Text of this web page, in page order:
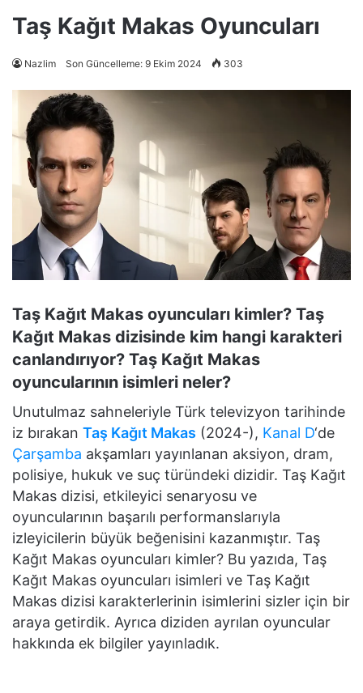
Taş Kağıt Makas Oyuncuları
Nazlim Son Güncelleme: 9 Ekim 2024 303
Taş Kağıt Makas oyuncuları kimler? Taş
Kağıt Makas dizisinde kim hangi karakteri
canlandırıyor? Taş Kağıt Makas
oyuncularının isimleri neler?
Unutulmaz sahneleriyle Türk televizyon tarihinde
iz bırakan Taş Kağıt Makas (2024-), Kanal D‘de
Çarşamba akşamları yayınlanan aksiyon, dram,
polisiye, hukuk ve suç türündeki dizidir. Taş Kağıt
Makas dizisi, etkileyici senaryosu ve
oyuncularının başarılı performanslarıyla
izleyicilerin büyük beğenisini kazanmıştır. Taş
Kağıt Makas oyuncuları kimler? Bu yazıda, Taş
Kağıt Makas oyuncuları isimleri ve Taş Kağıt
Makas dizisi karakterlerinin isimlerini sizler için bir
araya getirdik. Ayrıca diziden ayrılan oyuncular
hakkında ek bilgiler yayınladık.